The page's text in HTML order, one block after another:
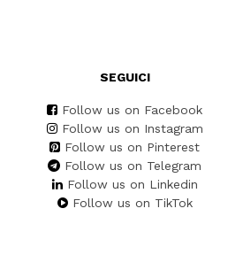
SEGUICI
Follow us on Facebook
Follow us on Instagram
Follow us on Pinterest
Follow us on Telegram
Follow us on Linkedin
Follow us on TikTok